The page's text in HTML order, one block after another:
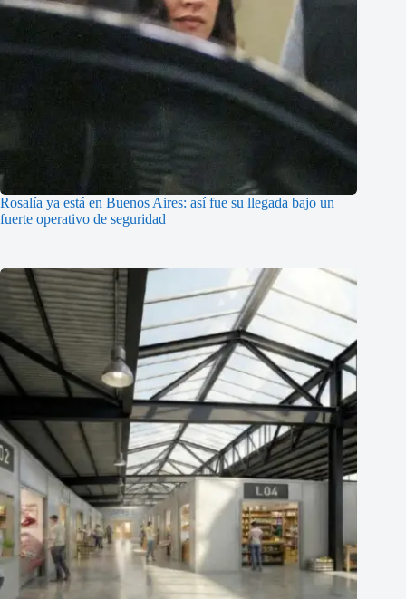
Rosalía ya está en Buenos Aires: así fue su llegada bajo un
fuerte operativo de seguridad